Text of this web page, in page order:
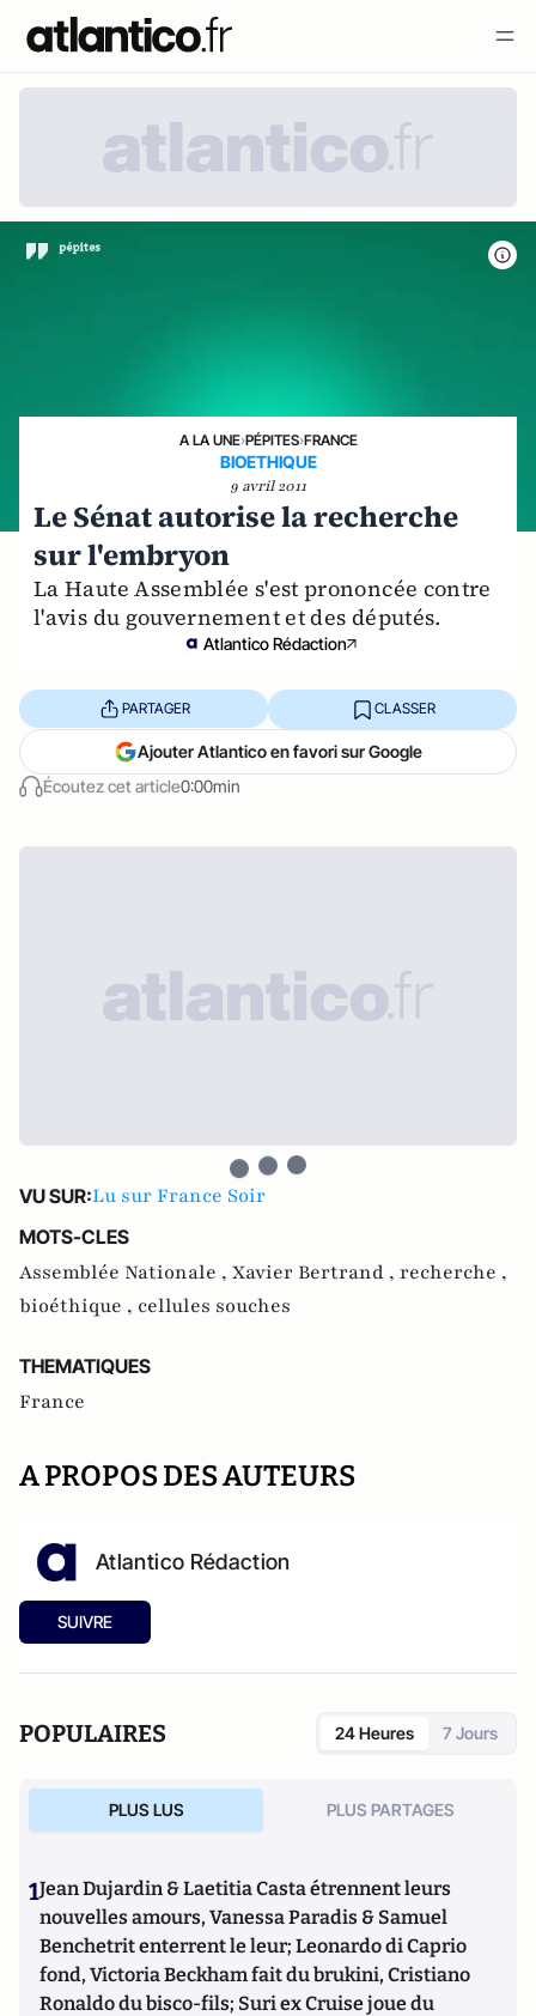
A LA UNE›PÉPITES›FRANCE
BIOETHIQUE
9 avril 2011
Le Sénat autorise la recherche
sur l'embryon
La Haute Assemblée s'est prononcée contre
l'avis du gouvernement et des députés.
Atlantico Rédaction
Écoutez cet article0:00min
PARTAGER CLASSER
Ajouter Atlantico en favori sur Google
VU SUR:Lu sur France Soir
MOTS-CLES
Assemblée Nationale , Xavier Bertrand , recherche ,
bioéthique , cellules souches
THEMATIQUES
France
A PROPOS DES AUTEURS
Atlantico Rédaction
SUIVRE
POPULAIRES 24 Heures 7 Jours
PLUS LUS PLUS PARTAGES
1Jean Dujardin & Laetitia Casta étrennent leurs
nouvelles amours, Vanessa Paradis & Samuel
Benchetrit enterrent le leur; Leonardo di Caprio
fond, Victoria Beckham fait du brukini, Cristiano
Ronaldo du bisco-fils; Suri ex Cruise joue du